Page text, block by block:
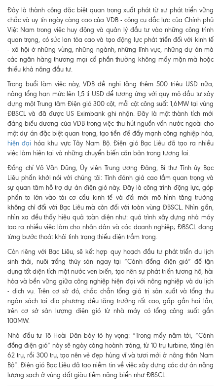
Đây là thành công đặc biệt quan trọng xuất phát từ sự phát triển vững
chắc và uy tín ngày càng cao của VDB - công cụ đắc lực của Chính phủ
Việt Nam trong việc huy động và quản lý đầu tư vào những công trình
quan trọng, có sức lan tỏa cao và tạo động lực phát triển đối với kinh tế
- xã hội ở những vùng, những ngành, những lĩnh vực, những dự án mà
các ngân hàng thương mại cổ phần thường không mấy mặn mà hoặc
thiếu khả năng đầu tư.
Trong buổi làm việc này, VDB đề nghị tăng thêm 500 triệu USD nữa,
nâng tổng hạn mức lên 1,5 tỉ USD để tương ứng với quy mô đầu tư xây
dựng một Trung tâm Điện gió 300 cột, mỗi cột công suất 1,6MW tại vùng
ĐBSCL và đã được US Eximbank ghi nhận. Đây là một thành tích mới
đáng biểu dương của VDB trong việc thu hút nguồn vốn nước ngoài cho
một dự án đặc biệt quan trọng, tạo tiền đề đẩy mạnh công nghiệp hóa,
hiện đại hóa khu vực Tây Nam Bộ. Điện gió Bạc Liêu đã tạo ra nhiều
việc làm hiện tại và những chuyển biến căn bản trong tương lai.
Đồng chí Võ Văn Dũng, Ủy viên Trung ương Đảng, Bí thư Tỉnh ủy Bạc
Liêu phấn khởi nói với chúng tôi: Tỉnh đánh giá cao tầm quan trọng và
sự quan tâm hỗ trợ dự án điện gió này. Đây là công trình động lực, góp
phần to lớn vào tái cơ cấu kinh tế và đổi mới mô hình tăng trưởng
không chỉ đối với Bạc Liêu mà còn đối với toàn vùng ĐBSCL. Nhìn gần,
nhìn xa đều thấy hiệu quả toàn diện như: quá trình xây dựng nhà máy
tạo ra nhiều việc làm cho nhân dân và các doanh nghiệp; ĐBSCL đang
từng bước thoát khỏi tình trạng thiếu điện trầm trọng.
Còn riêng với Bạc Liêu, sẽ kết hợp quy hoạch đầu tư phát triển du lịch
sinh thái, nuôi trồng thủy sản ngay tại “Cánh đồng điện gió” để tận
dụng tốt diện tích mặt nước ven biển, tạo nên sự phát triển tương hỗ, hài
hòa và bền vững giữa công nghiệp hiện đại với nông nghiệp và du lịch
- dịch vụ. Trên cơ sở đó, chắc chắn tổng giá trị sản xuất và tổng thu
ngân sách tại địa phương đều tăng trưởng rất cao, gấp gần hai lần,
trên cơ sở sản lượng điện gió từ nhà máy có tổng công suất gần
100MW.
Nhà đầu tư Tô Hoài Dân bày tỏ hy vọng: “Trong mấy năm tới, “Cánh
đồng điện gió” này sẽ ngày càng hoành tráng, từ 10 trụ turbine, tăng lên
62 trụ, rồi 300 trụ, tạo nên vẻ đẹp hùng vĩ và tươi mới ở nông thôn Nam
Bộ”. Điện gió Bạc Liêu đã tạo niềm tin về việc xây dựng các dự án năng
lượng sạch ở vùng đất giàu tiềm năng biển như ĐBSCL.